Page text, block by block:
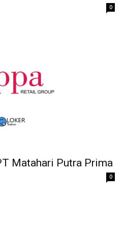
0
Matahari Putra Prima
0